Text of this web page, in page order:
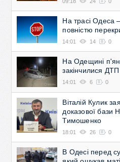
На трасі Одеса
повністю
14:01 14 0
На Одещині п'яні
закінчилися ДТП
14:01 6 0
Віталій Кулик
доказової бази
Тимошенко
18:01 26 0
В Одесі перед